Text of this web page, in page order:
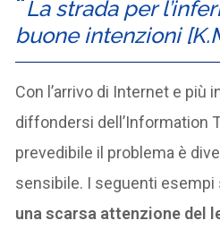
La strada per
buone intenzioni
Con l’arrivo di Internet e più
diffondersi dell’Information
prevedibile il problema è
sensibile. I seguenti esempi
una scarsa attenzione del